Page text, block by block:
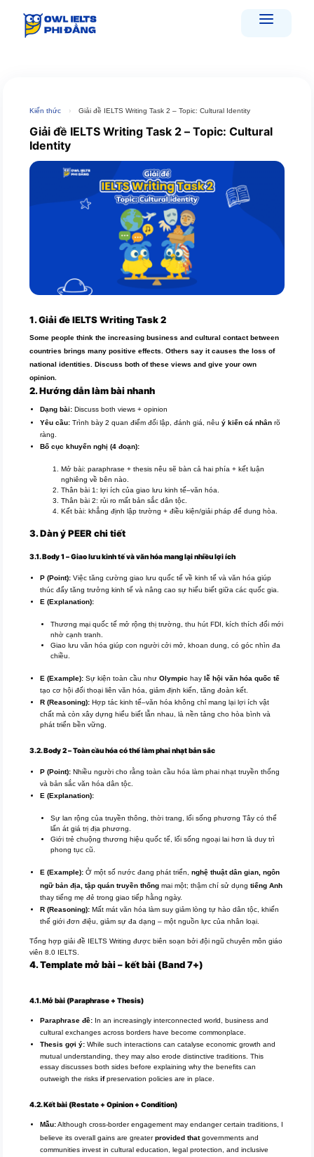
Kiến thức › Giải đề IELTS Writing Task 2 – Topic: Cultural Identity
Giải đề IELTS Writing Task 2 – Topic: Cultural
Identity
1. Giải đề IELTS Writing Task 2
Some people think the increasing business and cultural contact between
countries brings many positive effects. Others say it causes the loss of
national identities. Discuss both of these views and give your own
opinion.
2. Hướng dẫn làm bài nhanh
Dạng bài: Discuss both views + opinion
Yêu cầu: Trình bày 2 quan điểm đối lập, đánh giá, nêuý kiến cá nhân rõ
ràng.
Bố cục khuyến nghị (4 đoạn):
Mở bài: paraphrase + thesis nêu sẽ bàn cả hai phía + kết luận
nghiêng về bên nào.
Thân bài 1: lợi ích của giao lưu kinh tế–văn hóa.
Thân bài 2: rủi ro mất bản sắc dân tộc.
Kết bài: khẳng định lập trường + điều kiện/giải pháp để dung hòa.
3. Dàn ý PEER chi tiết
3.1. Body 1 – Giao lưu kinh tế và văn hóa mang lại nhiều lợi ích
P (Point): Việc tăng cường giao lưu quốc tế về kinh tế và văn hóa giúp
thúc đẩy tăng trưởng kinh tế và nâng cao sự hiểu biết giữa các quốc gia.
E (Explanation):
Thương mại quốc tế mở rộng thị trường, thu hút FDI, kích thích đổi mới
nhờ cạnh tranh.
Giao lưu văn hóa giúp con người cởi mở, khoan dung, có góc nhìn đa
chiều.
E (Example): Sự kiện toàn cầu nhưOlympic haylễ hội văn hóa quốc tế
tạo cơ hội đối thoại liên văn hóa, giảm định kiến, tăng đoàn kết.
R (Reasoning): Hợp tác kinh tế–văn hóa không chỉ mang lại lợi ích vật
chất mà còn xây dựng hiểu biết lẫn nhau, là nền tảng cho hòa bình và
phát triển bền vững.
3.2. Body 2 – Toàn cầu hóa có thể làm phai nhạt bản sắc
P (Point): Nhiều người cho rằng toàn cầu hóa làm phai nhạt truyền thống
và bản sắc văn hóa dân tộc.
E (Explanation):
Sự lan rộng của truyền thông, thời trang, lối sống phương Tây có thể
lấn át giá trị địa phương.
Giới trẻ chuộng thương hiệu quốc tế, lối sống ngoại lai hơn là duy trì
phong tục cũ.
E (Example): Ở một số nước đang phát triển,nghệ thuật dân gian, ngôn
ngữ bản địa, tập quán truyền thống mai một; thậm chí sử dụngtiếng Anh
thay tiếng mẹ đẻ trong giao tiếp hằng ngày.
R (Reasoning): Mất mát văn hóa làm suy giảm lòng tự hào dân tộc, khiến
thế giới đơn điệu, giảm sự đa dạng – một nguồn lực của nhân loại.
Tổng hợp giải đề IELTS Writing được biên soạn bởi đội ngũ chuyên môn giáo
viên 8.0 IELTS.
4. Template mở bài – kết bài (Band 7+)
4.1. Mở bài (Paraphrase + Thesis)
Paraphrase đề: In an increasingly interconnected world, business and
cultural exchanges across borders have become commonplace.
Thesis gợi ý: While such interactions can catalyse economic growth and
mutual understanding, they may also erode distinctive traditions. This
essay discusses both sides before explaining why the benefits can
outweigh the risksifpreservation policies are in place.
4.2. Kết bài (Restate + Opinion + Condition)
Mẫu:Although cross-border engagement may endanger certain traditions, I
believe its overall gains are greaterprovided thatgovernments and
communities invest in cultural education, legal protection, and inclusive